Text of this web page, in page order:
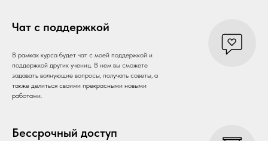
Чат с поддержкой
В рамках курса будет чат с моей поддержкой и
поддержкой других учениц. В нем вы сможете
задавать волнующие вопросы, получать советы, а
также делиться своими прекрасными новыми
работами.
Бессрочный доступ